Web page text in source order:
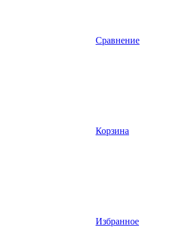
Сравнение
Корзина
Избранное